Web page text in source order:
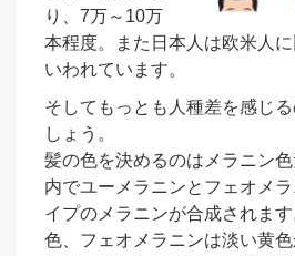
り、7万～10万
本程度。また日本人は欧米人
いわれています。
そしてもっとも人種差を感じ
しょう。
髪の色を決めるのはメラニン
内でユーメラニンとフェオメ
イプのメラニンが合成されま
色、フェオメラニンは淡い黄